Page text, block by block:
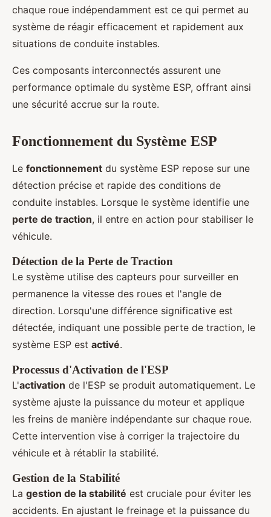
chaque roue indépendamment est ce qui permet au
système de réagir efficacement et rapidement aux
situations de conduite instables.
Ces composants interconnectés assurent une
performance optimale du système ESP, offrant ainsi
une sécurité accrue sur la route.
Fonctionnement du Système ESP
Le fonctionnement du système ESP repose sur une
détection précise et rapide des conditions de
conduite instables. Lorsque le système identifie une
perte de traction, il entre en action pour stabiliser le
véhicule.
Détection de la Perte de Traction
Le système utilise des capteurs pour surveiller en
permanence la vitesse des roues et l'angle de
direction. Lorsqu'une différence significative est
détectée, indiquant une possible perte de traction, le
système ESP est activé.
Processus d'Activation de l'ESP
L'activation de l'ESP se produit automatiquement. Le
système ajuste la puissance du moteur et applique
les freins de manière indépendante sur chaque roue.
Cette intervention vise à corriger la trajectoire du
véhicule et à rétablir la stabilité.
Gestion de la Stabilité
La gestion de la stabilité est cruciale pour éviter les
accidents. En ajustant le freinage et la puissance du